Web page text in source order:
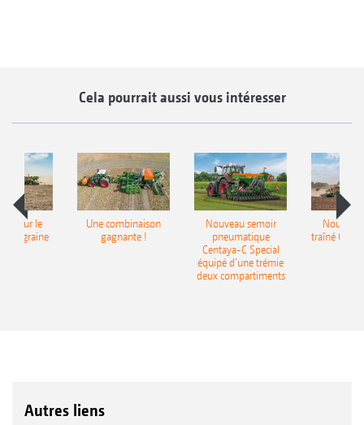
Cela pourrait aussi vous intéresser
pour le
Une combinaison
gagnante !
Nouveau semoir
pneumatique
Centaya-C Special
équipé d’une trémie
deux compartiments
traîné
Autres liens